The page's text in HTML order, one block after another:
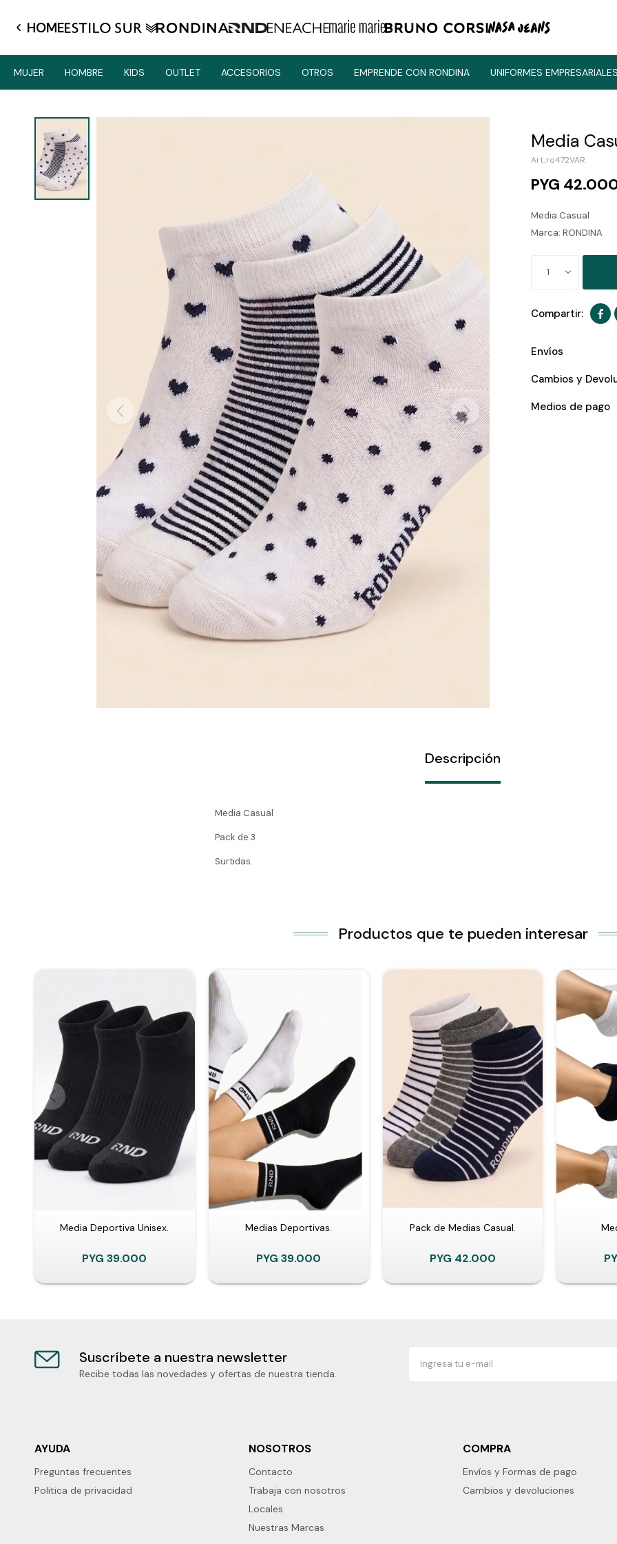
HOME
MUJER HOMBRE KIDS OUTLET ACCESORIOS OTROS EMPRENDE CON RONDINA UNIFORMES EMPRESARIALES
Media
ro472VAR
PYG
Media Casual
Marca: RONDINA
1

Envíos
Cambios y
Medios de pago
Descripción
Media Casual
Pack de 3
Surtidas.
Productos que te pueden interesar
Media Deportiva Unisex.
PYG 39.000
Medias Deportivas.
PYG 39.000
Pack de Medias Casual.
PYG 42.000
Suscríbete a nuestra newsletter
Recibe todas las novedades y ofertas de nuestra tienda.
AYUDA
Preguntas frecuentes
Politica de privacidad
NOSOTROS
Contacto
Trabaja con nosotros
Locales
Nuestras Marcas
COMPRA
Envíos y Formas de pago
Cambios y devoluciones